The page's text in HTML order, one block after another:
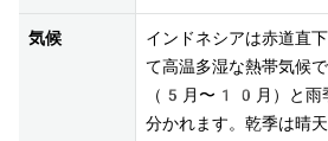
気候
インドネシアは赤道直
て高温多湿な熱帯気候
（5月〜10月）と
分かれます。乾季は晴